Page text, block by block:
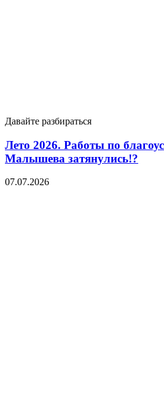
Давайте разбираться
Лето 2026. Работы по
Малышева затянулись!?
07.07.2026